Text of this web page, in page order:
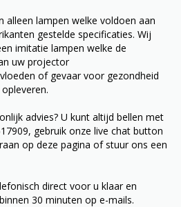
alleen lampen welke voldoen aan
gestelde specificaties. Wij
imitatie lampen welke de
uw projector
of gevaar voor gezondheid
advies? U kunt altijd bellen met
gebruik onze live chat button
op deze pagina of stuur ons een
direct voor u klaar en
30 minuten op e-mails.